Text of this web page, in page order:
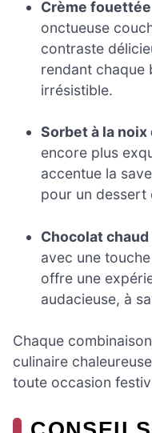
Crème
onctueuse
contraste
rendant chaque
irrésistible.
Sorbet à la noix
encore plus
accentue la
pour un dessert
Chocolat chaud
avec une
offre une
audacieuse, à
Chaque
culinaire
toute occasion